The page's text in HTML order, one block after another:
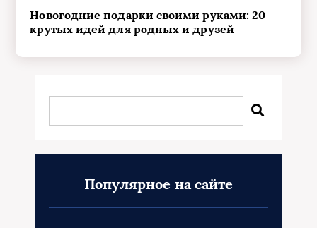
Новогодние подарки своими руками: 20
крутых идей для родных и друзей
Популярное на сайте